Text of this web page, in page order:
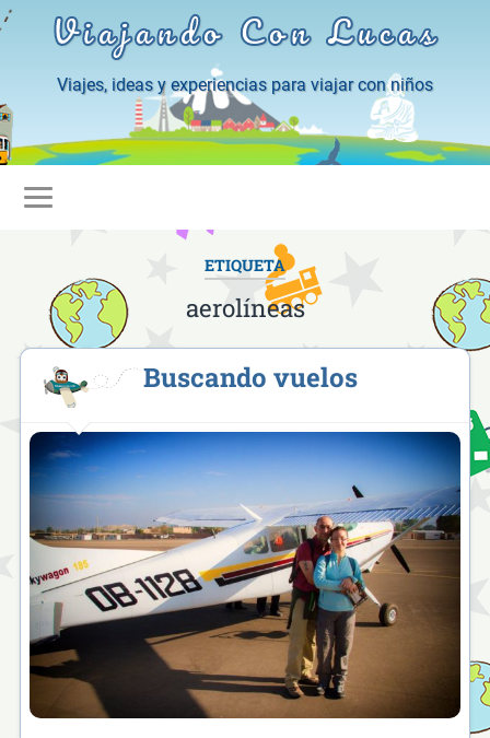
Viajando Con Lucas
Viajes, ideas y experiencias para viajar con niños
ETIQUETA
aerolíneas
Buscando vuelos